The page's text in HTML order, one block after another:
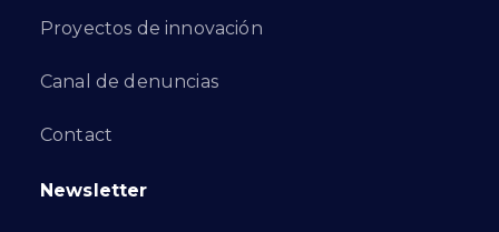
Proyectos de innovación
Canal de denuncias
Contact
Newsletter